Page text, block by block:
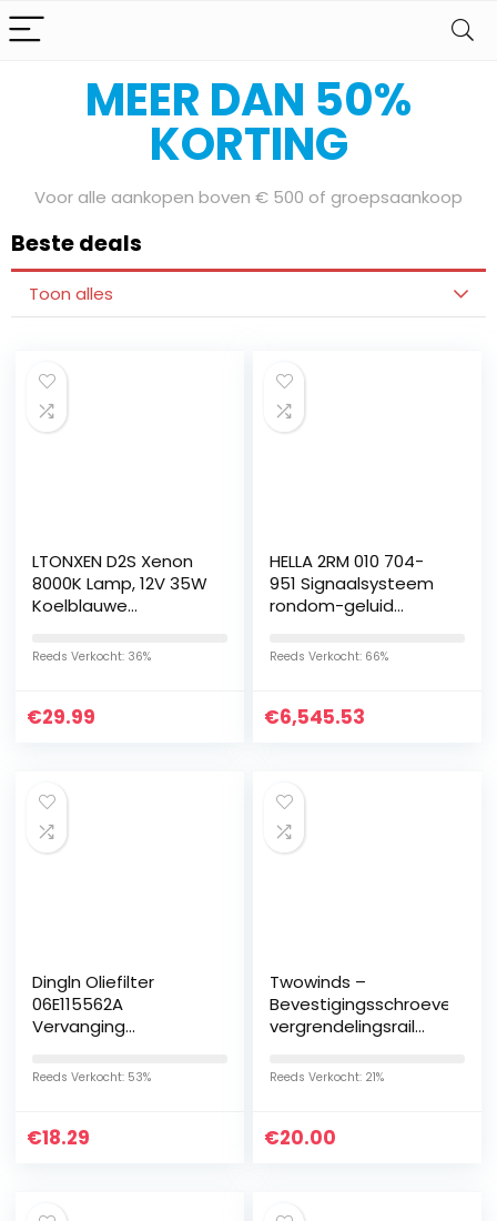
Bereid je voor op onze Sale Days
MEER DAN 50%
KORTING
Voor alle aankopen boven € 500 of groepsaankoop
Beste deals
Toon alles
LTONXEN D2S Xenon
8000K Lamp, 12V 35W
Koelblauwe
Ontladingslamp
Reeds Verkocht: 36%
€29.99
HELLA 2RM 010 704-
951 Signaalsysteem
rondom-geluid
noodvoertuigen, LED,
Reeds Verkocht: 66%
€6,545.53
Dingln Oliefilter
06E115562A
Vervanging
Accessoires For A4
Reeds Verkocht: 53%
€18.29
Twowinds –
Bevestigingsschroeven
vergrendelingsrail
ladingzekering
Reeds Verkocht: 21%
€20.00